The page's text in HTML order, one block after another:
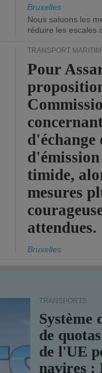
Bruxelles
Nous saluons les
réduire les escales
TRANSPORT
Pour
d'échange
timide,
mesures
attendues.
Bruxelles
TRANSPORTS
Système
de
de l'UE
navires :